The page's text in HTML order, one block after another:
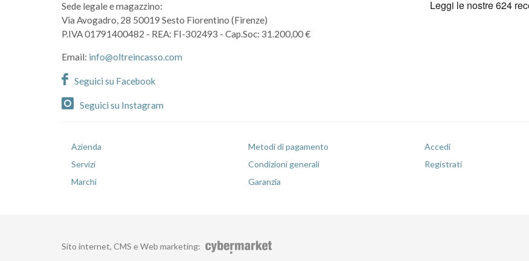
Sede legale e magazzino:
Via Avogadro, 28 50019 Sesto Fiorentino (Firenze)
P.IVA 01791400482 - REA: FI-302493 - Cap.Soc: 31.200,00 €
Email: info@oltreincasso.com
Seguici su Facebook
Seguici su Instagram
Azienda
Servizi
Marchi
Metodi di pagamento
Condizioni generali
Garanzia
Accedi
Registrati
Sito internet, CMS e Web marketing: